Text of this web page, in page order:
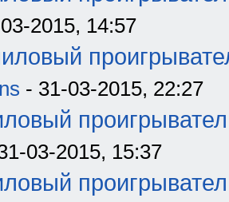
2015, 14:57
- 31-03-2015, 22:27
03-2015, 15:37